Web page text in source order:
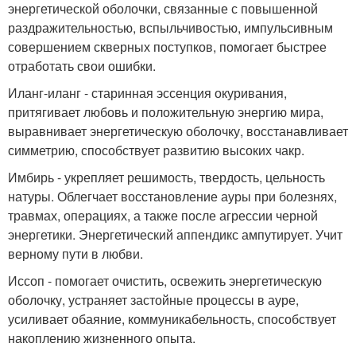
энергетической оболочки, связанные с повышенной
раздражительностью, вспыльчивостью, импульсивным
совершением скверных поступков, помогает быстрее
отработать свои ошибки.
Иланг-иланг - старинная эссенция окуривания,
притягивает любовь и положительную энергию мира,
выравнивает энергетическую оболочку, восстанавливает
симметрию, способствует развитию высоких чакр.
Имбирь - укрепляет решимость, твердость, цельность
натуры. Облегчает восстановление ауры при болезнях,
травмах, операциях, а также после агрессии черной
энергетики. Энергетический аппендикс ампутирует. Учит
верному пути в любви.
Иссоп - помогает очистить, освежить энергетическую
оболочку, устраняет застойные процессы в ауре,
усиливает обаяние, коммуникабельность, способствует
накоплению жизненного опыта.